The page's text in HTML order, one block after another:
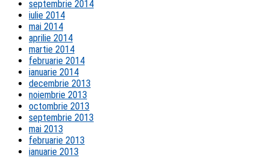
septembrie 2014
iulie 2014
mai 2014
aprilie 2014
martie 2014
februarie 2014
ianuarie 2014
decembrie 2013
noiembrie 2013
octombrie 2013
septembrie 2013
mai 2013
februarie 2013
ianuarie 2013